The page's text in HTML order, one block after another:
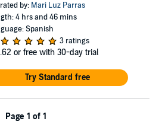
by: Mari Luz Parras
4 hrs and 46 mins
Spanish
3 ratings
or free with 30-day trial
Try Standard free
Page 1 of 1